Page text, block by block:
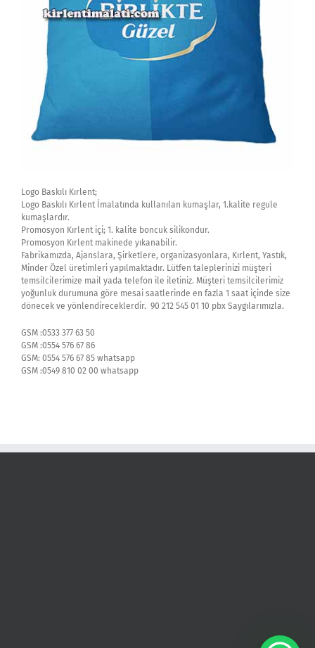
Logo Baskılı Kırlent;
Logo Baskılı Kırlent İmalatında kullanılan kumaşlar, 1.kalite regule
kumaşlardır.
Promosyon Kırlent içi; 1. kalite boncuk silikondur.
Promosyon Kırlent makinede yıkanabilir.
Fabrikamızda, Ajanslara, Şirketlere, organizasyonlara, Kırlent, Yastık,
Minder Özel üretimleri yapılmaktadır. Lütfen taleplerinizi müşteri
temsilcilerimize mail yada telefon ile iletiniz. Müşteri temsilcilerimiz
yoğunluk durumuna göre mesai saatlerinde en fazla 1 saat içinde size
dönecek ve yönlendireceklerdir. 90 212 545 01 10 pbx Saygılarımızla.
GSM :0533 377 63 50
GSM :0554 576 67 86
GSM: 0554 576 67 85 whatsapp
GSM :0549 810 02 00 whatsapp